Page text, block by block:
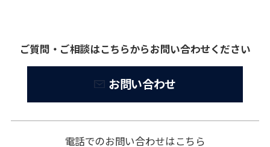
ご質問・ご相談はこちらからお問い合わせください
お問い合わせ
電話でのお問い合わせはこちら